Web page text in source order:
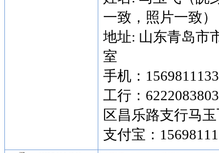
一致，照片一致）
地址: 山东青岛市
室
手机：
工行：
区昌乐路支行马
支付宝：